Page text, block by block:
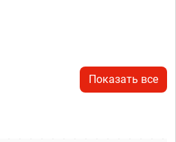
Показать все